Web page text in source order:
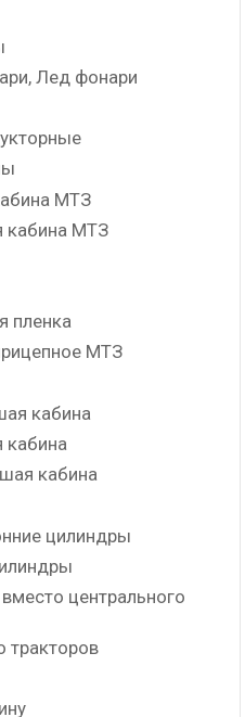
Лед фонари
МТЗ
кабина МТЗ
пленка
МТЗ
кабина
кабина
цилиндры
центрального
тракторов